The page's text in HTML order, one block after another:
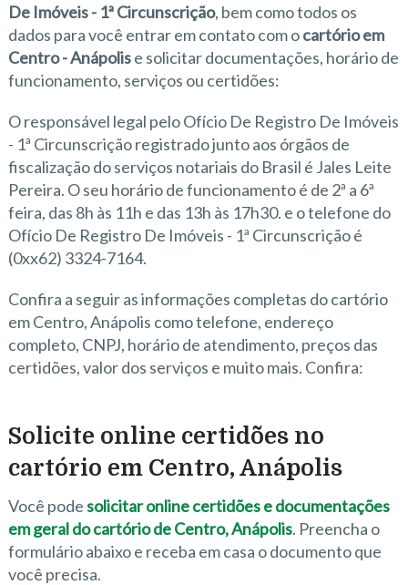
De Imóveis - 1ª Circunscrição, bem como todos os
dados para você entrar em contato com ocartório em
Centro - Anápolise solicitar documentações, horário de
funcionamento, serviços ou certidões:
O responsável legal pelo Ofício De Registro De Imóveis
- 1ª Circunscrição registrado junto aos órgãos de
fiscalização do serviços notariais do Brasil é Jales Leite
Pereira. O seu horário de funcionamento é de 2ª a 6ª
feira, das 8h às 11h e das 13h às 17h30. e o telefone do
Ofício De Registro De Imóveis - 1ª Circunscrição é
(0xx62) 3324-7164.
Confira a seguir as informações completas do cartório
em Centro, Anápolis como telefone, endereço
completo, CNPJ, horário de atendimento, preços das
certidões, valor dos serviços e muito mais. Confira:
Solicite online certidões no
cartório em Centro, Anápolis
Você podesolicitar online certidões e documentações
em geral do cartório de Centro, Anápolis. Preencha o
formulário abaixo e receba em casa o documento que
você precisa.